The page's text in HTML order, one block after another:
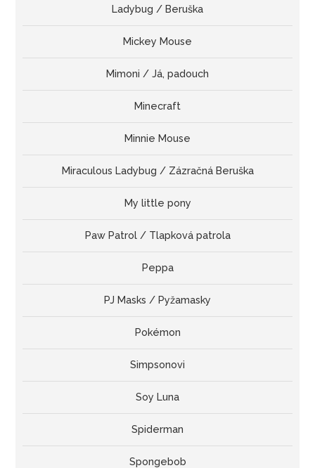
Ladybug / Beruška
Mickey Mouse
Mimoni / Já, padouch
Minecraft
Minnie Mouse
Miraculous Ladybug / Zázračná Beruška
My little pony
Paw Patrol / Tlapková patrola
Peppa
PJ Masks / Pyžamasky
Pokémon
Simpsonovi
Soy Luna
Spiderman
Spongebob